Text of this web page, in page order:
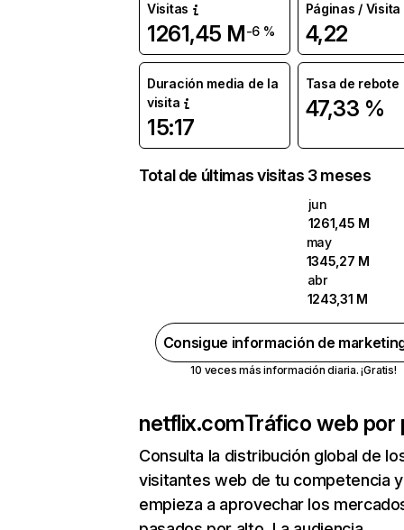
Visitas
1261,45 M-6 %
Páginas / Visita
4,22
Duración media de la
visita
15:17
Tasa de rebote
47,33 %
Total de últimas visitas 3 meses
jun
1261,45 M
may
1345,27 M
abr
1243,31 M
Consigue información de
10 veces más información diaria. ¡Gratis!
netflix.comTráfico web por
Consulta la distribución global de
visitantes web de tu competencia y
empieza a aprovechar los